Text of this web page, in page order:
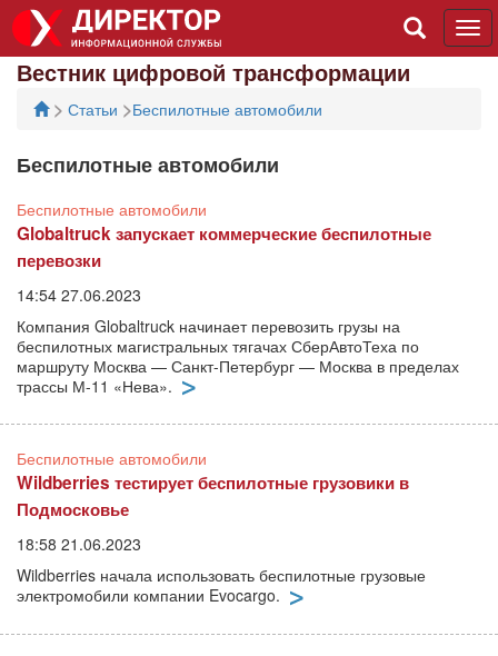
Вестник цифровой трансформации
> Статьи >Беспилотные автомобили
Беспилотные автомобили
Беспилотные автомобили
Globaltruck запускает коммерческие беспилотные
перевозки
14:54 27.06.2023
Компания Globaltruck начинает перевозить грузы на
беспилотных магистральных тягачах СберАвтоТеха по
маршруту Москва — Санкт-Петербург — Москва в пределах
трассы М-11 «Нева».
Беспилотные автомобили
Wildberries тестирует беспилотные грузовики в
Подмосковье
18:58 21.06.2023
Wildberries начала использовать беспилотные грузовые
электромобили компании Evocargo.